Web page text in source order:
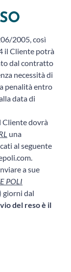
2005, così
il Cliente potrà
dal contratto
necessità di
penalità entro
data di
Cliente dovrà
una
al seguente
a sue
POLI
giorni dal
del reso è il